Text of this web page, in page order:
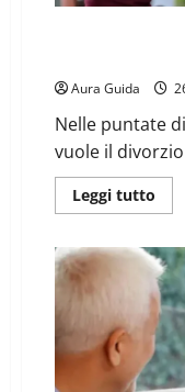
Aura Guida
Nelle puntate
vuole il
Leggi tutto